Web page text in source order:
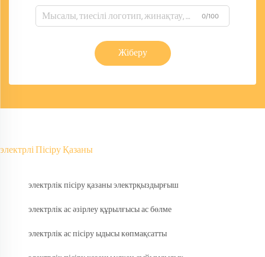
0/100
Жіберу
электрлі Пісіру Қазаны
электрлік пісіру қазаны электрқыздырғыш
электрлік ас әзірлеу құрылғысы ас бөлме
электрлік ас пісіру ыдысы көпмақсатты